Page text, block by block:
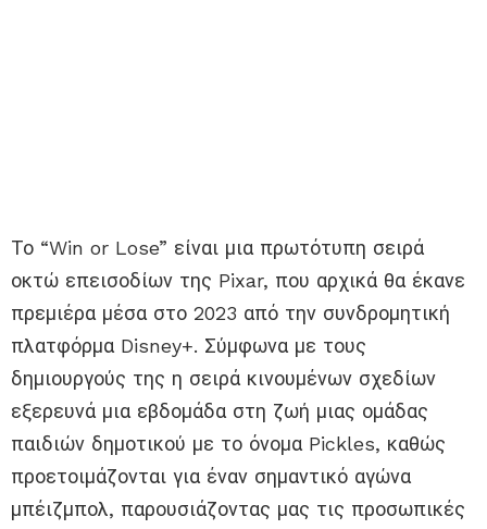
Το “Win or Lose” είναι μια πρωτότυπη σειρά
οκτώ επεισοδίων της Pixar, που αρχικά θα έκανε
πρεμιέρα μέσα στο 2023 από την συνδρομητική
πλατφόρμα Disney+. Σύμφωνα με τους
δημιουργούς της η σειρά κινουμένων σχεδίων
εξερευνά μια εβδομάδα στη ζωή μιας ομάδας
παιδιών δημοτικού με το όνομα Pickles, καθώς
προετοιμάζονται για έναν σημαντικό αγώνα
μπέιζμπολ, παρουσιάζοντας μας τις προσωπικές